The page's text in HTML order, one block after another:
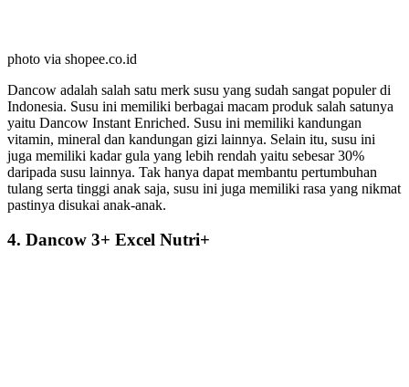
photo via shopee.co.id
Dancow adalah salah satu merk susu yang sudah sangat populer di
Indonesia. Susu ini memiliki berbagai macam produk salah satunya
yaitu Dancow Instant Enriched. Susu ini memiliki kandungan
vitamin, mineral dan kandungan gizi lainnya. Selain itu, susu ini
juga memiliki kadar gula yang lebih rendah yaitu sebesar 30%
daripada susu lainnya. Tak hanya dapat membantu pertumbuhan
tulang serta tinggi anak saja, susu ini juga memiliki rasa yang nikmat
pastinya disukai anak-anak.
4. Dancow 3+ Excel Nutri+